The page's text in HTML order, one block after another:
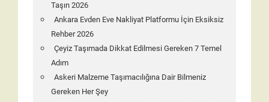
Taşın 2026
Ankara Evden Eve Nakliyat Platformu İçin Eksiksiz
Rehber 2026
Çeyiz Taşımada Dikkat Edilmesi Gereken 7 Temel
Adım
Askeri Malzeme Taşımacılığına Dair Bilmeniz
Gereken Her Şey